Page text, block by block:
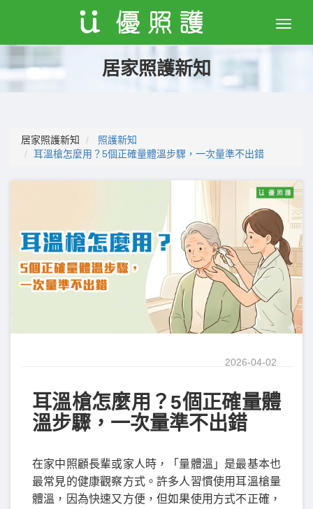
Toggle
居家照護新知
居家照護新知
照護新知
耳溫槍怎麼用？5個正確量體溫步驟，一次量準不出錯
2026-04-02
耳溫槍怎麼用？5個正確量體
溫步驟，一次量準不出錯
在家中照顧長輩或家人時，「量體溫」是最基本也
最常見的健康觀察方式。許多人習慣使用耳溫槍量
體溫，因為快速又方便，但如果使用方式不正確，